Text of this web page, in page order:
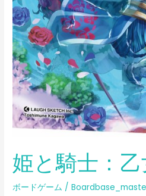
姫と騎士：
ボードゲーム /